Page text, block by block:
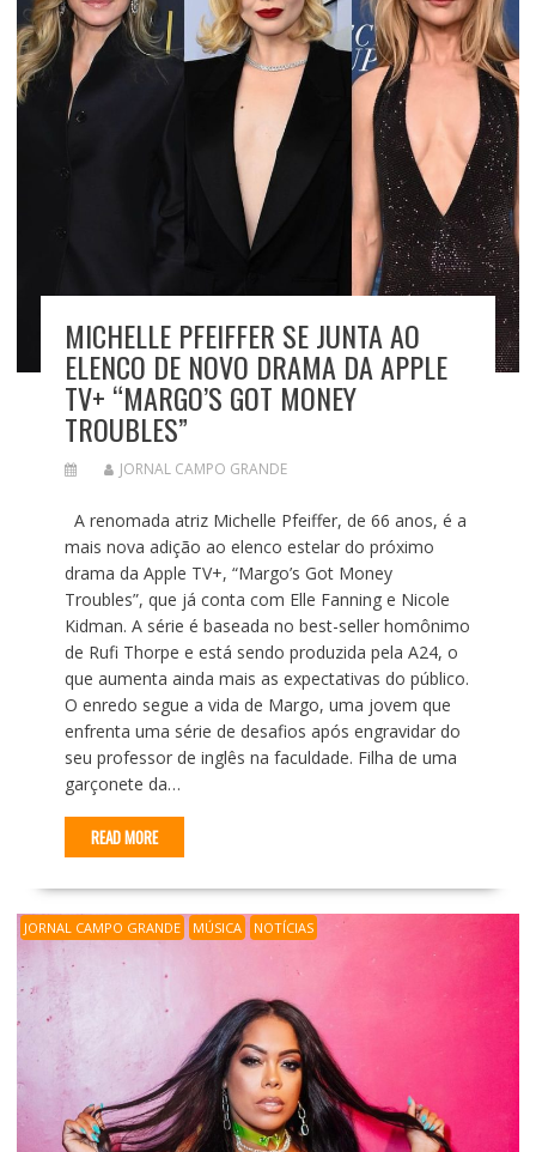
MICHELLE PFEIFFER SE JUNTA AO
ELENCO DE NOVO DRAMA DA APPLE
TV+ “MARGO’S GOT MONEY
TROUBLES”
JORNAL CAMPO GRANDE
A renomada atriz Michelle Pfeiffer, de 66 anos, é a
mais nova adição ao elenco estelar do próximo
drama da Apple TV+, “Margo’s Got Money
Troubles”, que já conta com Elle Fanning e Nicole
Kidman. A série é baseada no best-seller homônimo
de Rufi Thorpe e está sendo produzida pela A24, o
que aumenta ainda mais as expectativas do público.
O enredo segue a vida de Margo, uma jovem que
enfrenta uma série de desafios após engravidar do
seu professor de inglês na faculdade. Filha de uma
garçonete da…
READ MORE
JORNAL CAMPO GRANDE MÚSICA NOTÍCIAS